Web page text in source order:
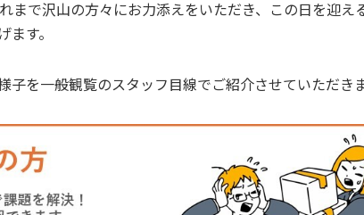
まで沢山の方々にお力添えをいただき、この日を迎え
す。
を一般観覧のスタッフ目線でご紹介させていただきま